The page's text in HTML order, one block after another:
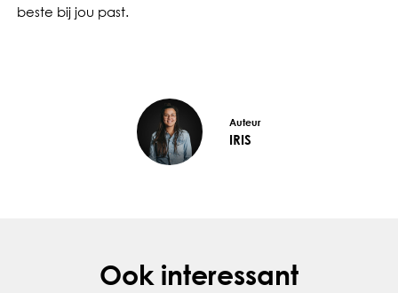
beste bij jou past.
Auteur
IRIS
Ook interessant